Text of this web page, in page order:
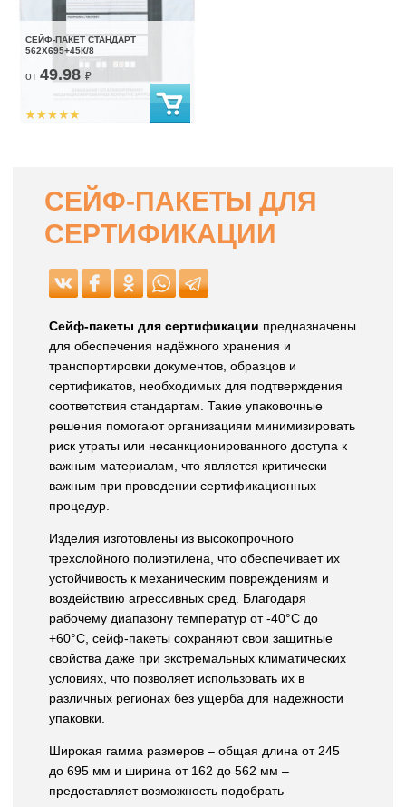
СЕЙФ-ПАКЕТ СТАНДАРТ
562Х695+45К/8
от 49.98 ₽
СЕЙФ-ПАКЕТЫ ДЛЯ
СЕРТИФИКАЦИИ
Сейф-пакеты для сертификации предназначены
для обеспечения надёжного хранения и
транспортировки документов, образцов и
сертификатов, необходимых для подтверждения
соответствия стандартам. Такие упаковочные
решения помогают организациям минимизировать
риск утраты или несанкционированного доступа к
важным материалам, что является критически
важным при проведении сертификационных
процедур.
Изделия изготовлены из высокопрочного
трехслойного полиэтилена, что обеспечивает их
устойчивость к механическим повреждениям и
воздействию агрессивных сред. Благодаря
рабочему диапазону температур от -40°С до
+60°С, сейф-пакеты сохраняют свои защитные
свойства даже при экстремальных климатических
условиях, что позволяет использовать их в
различных регионах без ущерба для надежности
упаковки.
Широкая гамма размеров – общая длина от 245
до 695 мм и ширина от 162 до 562 мм –
предоставляет возможность подобрать